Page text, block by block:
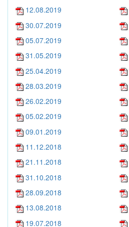
12.08.2019
30.07.2019
05.07.2019
31.05.2019
25.04.2019
28.03.2019
26.02.2019
05.02.2019
09.01.2019
11.12.2018
21.11.2018
31.10.2018
28.09.2018
13.08.2018
19.07.2018